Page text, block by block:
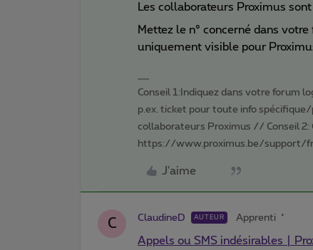
Les collaborateurs Proximus
Mettez le n° concerné dans
uniquement visible pour
Conseil 1:Indiquez dans votre forum
p.ex. ticket pour toute info
collaborateurs Proximus // Conseil 2:
https://www.proximus.be/
J'aime
C ClaudineD AUTEUR Apprenti
Appels ou SMS indésirables |